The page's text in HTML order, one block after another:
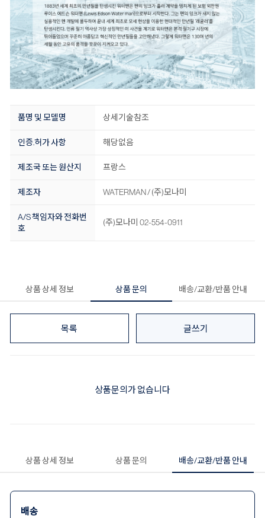
품명 및 모델명 상세기술참조
인증.허가 사항 해당없음
제조국 또는 원산지 프랑스
제조자 WATERMAN / (주)모나미
A/S 책임자와 전화번
호
(주)모나미 02-554-0911
상품 상세 정보 상품 문의 배송/교환/반품 안내
목록 글쓰기
상품문의가 없습니다
상품 상세 정보 상품 문의 배송/교환/반품 안내
배송